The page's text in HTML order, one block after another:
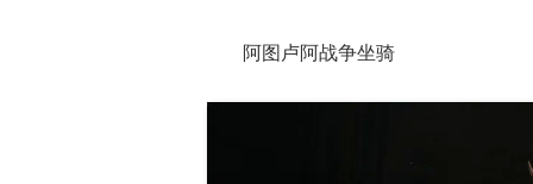
阿图卢阿战争坐骑